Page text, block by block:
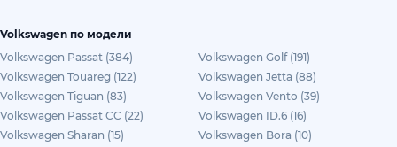
Volkswagen по модели
Volkswagen Passat (384)
Volkswagen Golf (191)
Volkswagen Touareg (122)
Volkswagen Jetta (88)
Volkswagen Tiguan (83)
Volkswagen Vento (39)
Volkswagen Passat CC (22)
Volkswagen ID.6 (16)
Volkswagen Sharan (15)
Volkswagen Bora (10)